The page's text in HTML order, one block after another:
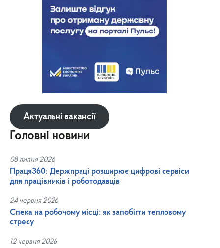
Актуальні вакансії
Головні новини
08 липня 2026
Праця360: Держпраці розширює цифрові сервіси
для працівників і роботодавців
24 червня 2026
Спека на робочому місці: як запобігти тепловому
стресу
12 червня 2026